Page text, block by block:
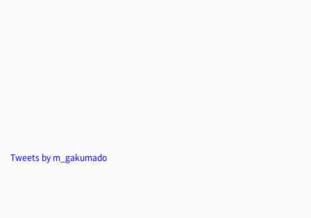
Tweets by m_gakumado